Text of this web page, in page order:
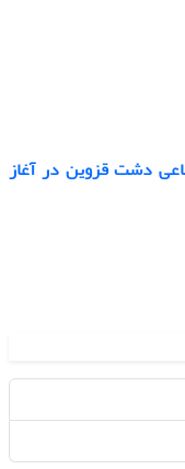
دشت قزوین در آغاز